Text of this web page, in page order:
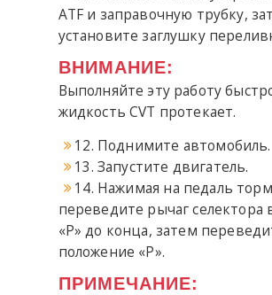
ATF и заправочную трубку,
установите заглушку
ВНИМАНИЕ:
Выполняйте эту работу
жидкость CVT протекает.
12. Поднимите автомобиль.
13. Запустите двигатель.
14. Нажимая на педаль
переведите рычаг селектора
«P» до конца, затем
положение «P».
ПРИМЕЧАНИЕ: